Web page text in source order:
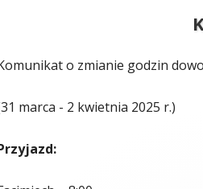
NASZEJ SZKOLE
o zmianie godzin
marca - 2 kwietnia 2025 r.)